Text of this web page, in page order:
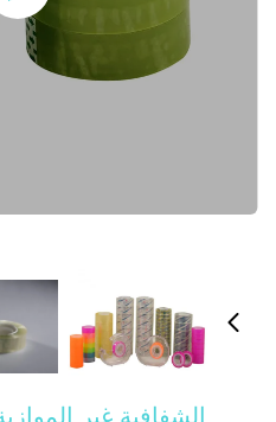
الشفافية غير